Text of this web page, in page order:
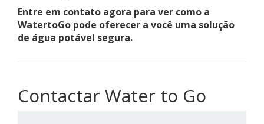
Entre em contato agora para ver como a
WatertoGo pode oferecer a você uma solução
de água potável segura.
Contactar Water to Go